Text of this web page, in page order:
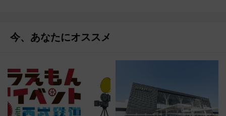
今、あなたにオススメ